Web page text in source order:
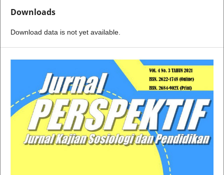
Downloads
Download data is not yet available.